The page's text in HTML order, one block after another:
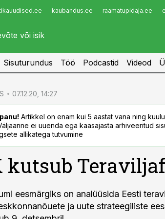
kaubandus.ee raamatupidaja.ee
Infopank
Sisuturundus Töö Podcastid Videod
07.12.20, 14:27
Artikkel on enam kui 5 aastat vana ning
ei uuenda ega kaasajasta arhiveeritud
allikatega tutvumine
kutsub
eesmärgiks on analüüsida Eesti
ja uute strateegiliste